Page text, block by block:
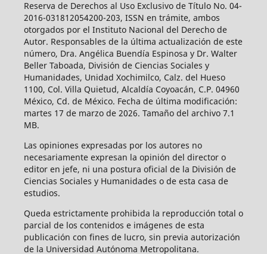
Reserva de Derechos al Uso Exclusivo de Título No. 04-
2016-031812054200-203, ISSN en trámite, ambos
otorgados por el Instituto Nacional del Derecho de
Autor. Responsables de la última actualización de este
número, Dra. Angélica Buendía Espinosa y Dr. Walter
Beller Taboada, División de Ciencias Sociales y
Humanidades, Unidad Xochimilco, Calz. del Hueso
1100, Col. Villa Quietud, Alcaldía Coyoacán, C.P. 04960
México, Cd. de México. Fecha de última modificación:
martes 17 de marzo de 2026. Tamaño del archivo 7.1
MB.
Las opiniones expresadas por los autores no
necesariamente expresan la opinión del director o
editor en jefe, ni una postura oficial de la División de
Ciencias Sociales y Humanidades o de esta casa de
estudios.
Queda estrictamente prohibida la reproducción total o
parcial de los contenidos e imágenes de esta
publicación con fines de lucro, sin previa autorización
de la Universidad Autónoma Metropolitana.